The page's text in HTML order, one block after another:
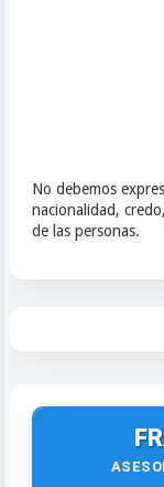
No debemos
nacionalidad,
de las personas.